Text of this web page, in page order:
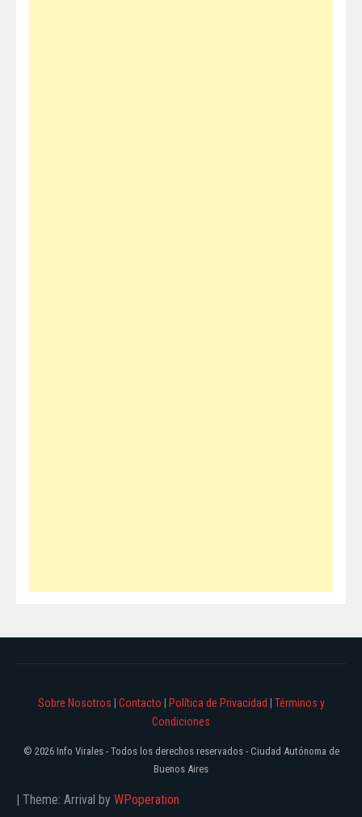
Sobre Nosotros Contacto Política de Privacidad
Términos y
Condiciones
© 2026 Info Virales - Todos los derechos reservados - Ciudad Autónoma de
Buenos Aires
Theme: Arrival by WPoperation